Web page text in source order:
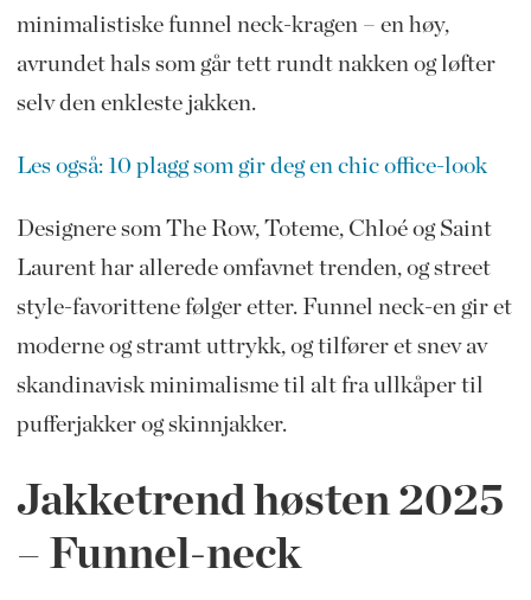
minimalistiske funnel neck-kragen – en høy,
avrundet hals som går tett rundt nakken og løfter
selv den enkleste jakken.
Les også: 10 plagg som gir deg en chic office-look
Designere som The Row, Toteme, Chloé og Saint
Laurent har allerede omfavnet trenden, og street
style-favorittene følger etter. Funnel neck-en gir et
moderne og stramt uttrykk, og tilfører et snev av
skandinavisk minimalisme til alt fra ullkåper til
pufferjakker og skinnjakker.
Jakketrend høsten 2025
– Funnel-neck